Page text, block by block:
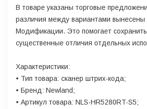
В товаре указаны торговые
различия между вариантами вынесены
Модификации. Это помогает
существенные отличия отдельных
Характеристики:
• Тип товара: сканер штрих-кода;
• Бренд: Newland;
• Артикул товара: NLS-HR5280RT-S5;